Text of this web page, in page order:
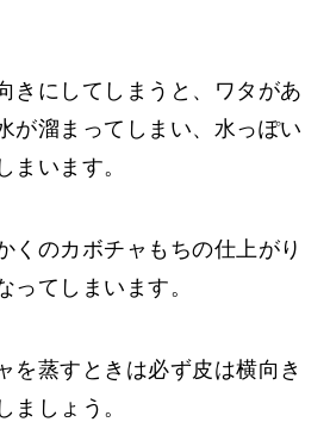
きにしてしまうと、ワタがあ
が溜まってしまい、水っぽい
まいます。
くのカボチャもちの仕上がり
ってしまいます。
を蒸すときは必ず皮は横向き
ましょう。